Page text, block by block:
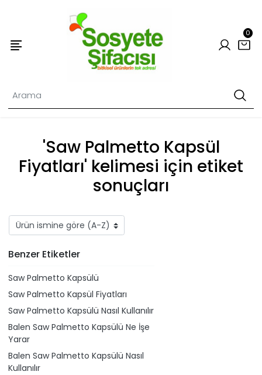
0
'Saw Palmetto Kapsül
Fiyatları' kelimesi için etiket
sonuçları
Benzer Etiketler
Saw Palmetto Kapsülü
Saw Palmetto Kapsül Fiyatları
Saw Palmetto Kapsülü Nasıl Kullanılır
Balen Saw Palmetto Kapsülü Ne İşe
Yarar
Balen Saw Palmetto Kapsülü Nasıl
Kullanılır